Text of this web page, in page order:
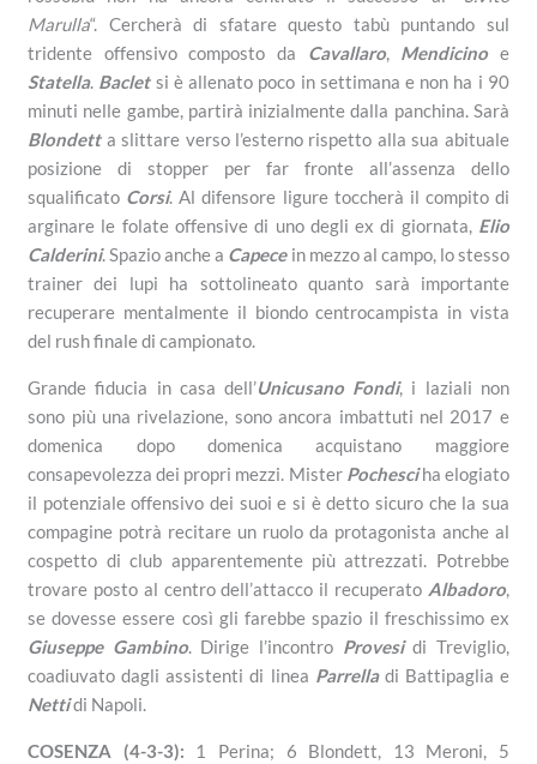
Marulla“. Cercherà di sfatare questo tabù puntando sul
tridente offensivo composto da Cavallaro, Mendicino e
Statella. Baclet si è allenato poco in settimana e non ha i 90
minuti nelle gambe, partirà inizialmente dalla panchina. Sarà
Blondett a slittare verso l’esterno rispetto alla sua abituale
posizione di stopper per far fronte all’assenza dello
squalificato Corsi. Al difensore ligure toccherà il compito di
arginare le folate offensive di uno degli ex di giornata, Elio
Calderini. Spazio anche a Capece in mezzo al campo, lo stesso
trainer dei lupi ha sottolineato quanto sarà importante
recuperare mentalmente il biondo centrocampista in vista
del rush finale di campionato.
Grande fiducia in casa dell’Unicusano Fondi, i laziali non
sono più una rivelazione, sono ancora imbattuti nel 2017 e
domenica dopo domenica acquistano maggiore
consapevolezza dei propri mezzi. Mister Pochesci ha elogiato
il potenziale offensivo dei suoi e si è detto sicuro che la sua
compagine potrà recitare un ruolo da protagonista anche al
cospetto di club apparentemente più attrezzati. Potrebbe
trovare posto al centro dell’attacco il recuperato Albadoro,
se dovesse essere così gli farebbe spazio il freschissimo ex
Giuseppe Gambino. Dirige l’incontro Provesi di Treviglio,
coadiuvato dagli assistenti di linea Parrella di Battipaglia e
Nettidi Napoli.
COSENZA (4-3-3): 1 Perina; 6 Blondett, 13 Meroni, 5